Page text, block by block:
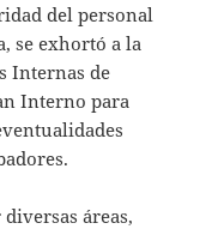
del personal
se exhortó a la
Internas de
Interno para
áreas,